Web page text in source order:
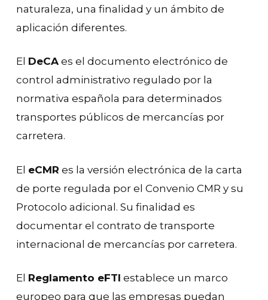
naturaleza, una finalidad y un ámbito de
aplicación diferentes.
El DeCAes el documento electrónico de
control administrativo regulado por la
normativa española para determinados
transportes públicos de mercancías por
carretera.
El eCMR es la versión electrónica de la carta
de porte regulada por el Convenio CMR y su
Protocolo adicional. Su finalidad es
documentar el contrato de transporte
internacional de mercancías por carretera.
El Reglamento eFTI establece un marco
europeo para que las empresas puedan